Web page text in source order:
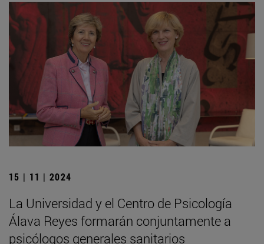
15 | 11 | 2024
La Universidad y el Centro de Psicología
Álava Reyes formarán conjuntamente a
psicólogos generales sanitarios